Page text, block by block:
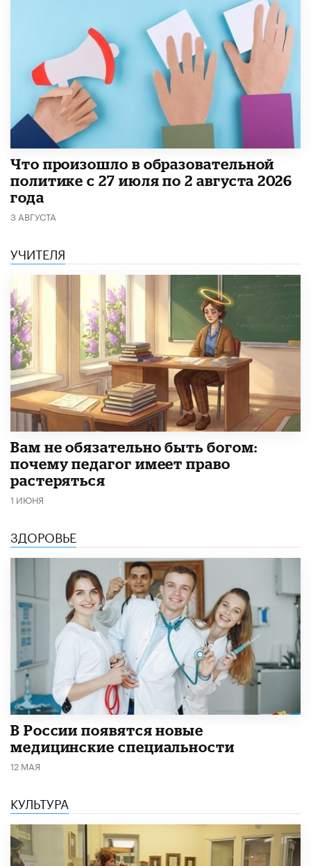
​Что произошло в образовательной
политике с 27 июля по 2 августа 2026
года
3 АВГУСТА
УЧИТЕЛЯ
​Вам не обязательно быть богом:
почему педагог имеет право
растеряться
1 ИЮНЯ
ЗДОРОВЬЕ
В России появятся новые
медицинские специальности
12 МАЯ
КУЛЬТУРА